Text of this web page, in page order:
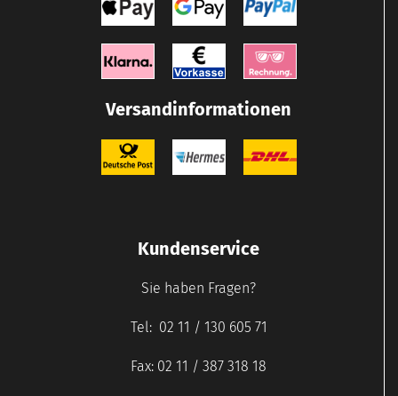
Versandinformationen
Kundenservice
Sie haben Fragen?
Tel: 02 11 / 130 605 71
Fax: 02 11 / 387 318 18